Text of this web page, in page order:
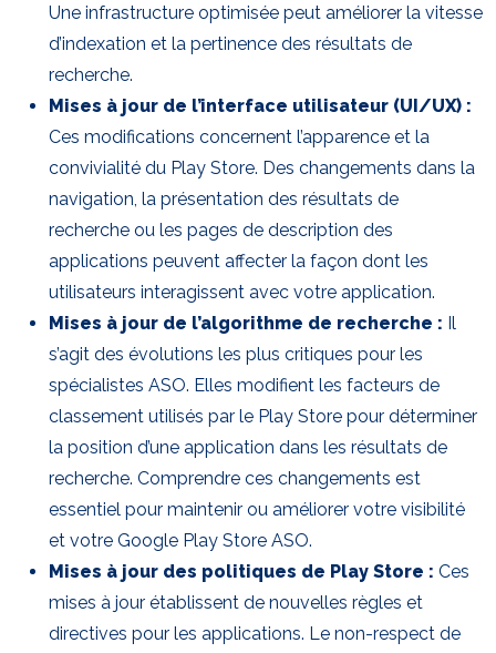
Une infrastructure optimisée peut améliorer la vitesse
d’indexation et la pertinence des résultats de
recherche.
Mises à jour de l’interface utilisateur (UI/UX) :
Ces modifications concernent l’apparence et la
convivialité du Play Store. Des changements dans la
navigation, la présentation des résultats de
recherche ou les pages de description des
applications peuvent affecter la façon dont les
utilisateurs interagissent avec votre application.
Mises à jour de l’algorithme de recherche : Il
s’agit des évolutions les plus critiques pour les
spécialistes ASO. Elles modifient les facteurs de
classement utilisés par le Play Store pour déterminer
la position d’une application dans les résultats de
recherche. Comprendre ces changements est
essentiel pour maintenir ou améliorer votre visibilité
et votre Google Play Store ASO.
Mises à jour des politiques de Play Store : Ces
mises à jour établissent de nouvelles règles et
directives pour les applications. Le non-respect de